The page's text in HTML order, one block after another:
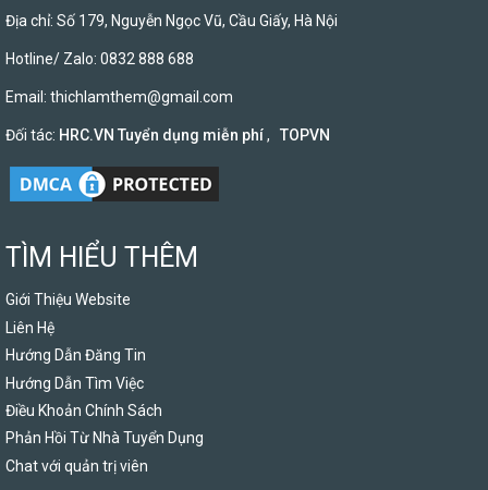
Địa chỉ: Số 179, Nguyễn Ngọc Vũ, Cầu Giấy, Hà Nội
Hotline/ Zalo: 0832 888 688
Email: thichlamthem@gmail.com
Đối tác: HRC.VN Tuyển dụng miễn phí, TOPVN
TÌM HIỂU THÊM
Giới Thiệu Website
Liên Hệ
Hướng Dẫn Đăng Tin
Hướng Dẫn Tìm Việc
Điều Khoản Chính Sách
Phản Hồi Từ Nhà Tuyển Dụng
Chat với quản trị viên